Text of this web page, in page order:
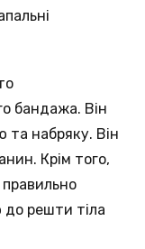
бандажа. Він
набряку. Він
Крім того,
правильно
решти тіла